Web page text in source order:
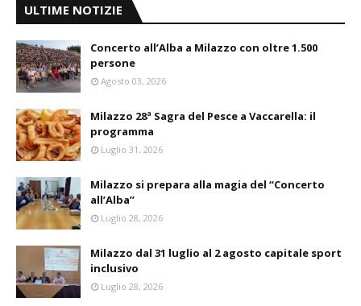
ULTIME NOTIZIE
Concerto all’Alba a Milazzo con oltre 1.500
persone
Agosto 03, 2026
Milazzo 28ª Sagra del Pesce a Vaccarella: il
programma
Luglio 31, 2026
Milazzo si prepara alla magia del “Concerto
all’Alba”
Luglio 28, 2026
Milazzo dal 31 luglio al 2 agosto capitale sport
inclusivo
Luglio 28, 2026